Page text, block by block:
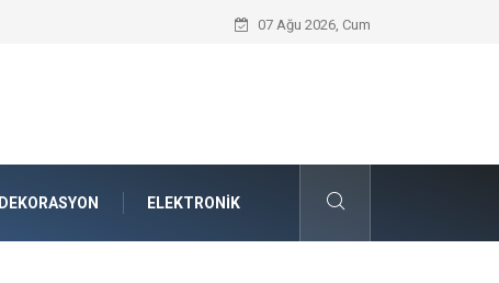
Bodrum Havalimanı Transfer: Ege’nin
07 Ağu 2026, Cum
DEKORASYON ELEKTRONIK